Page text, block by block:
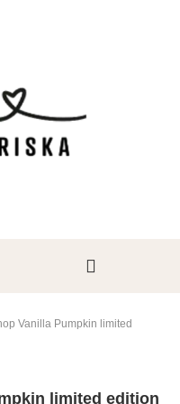
Vanilla Pumpkin limited
limited edition